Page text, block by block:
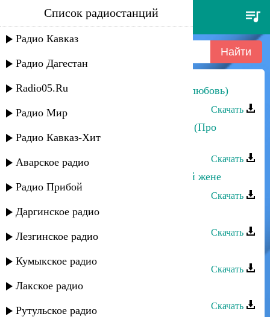
саид магомедов - про любовь-2
Список радиостанций
Радио Кавказ
Радио Дагестан
Radio05.Ru
Радио Мир
Радио Кавказ-Хит
Аварское радио
Радио Прибой
Даргинское радио
Лезгинское радио
Кумыкское радио
Лакское радио
Рутульское радио
Саид Магомедов - Народная (Про любовь)
Скачать
Саид Магомедов - Песня Махмуда (Про
любовь)
Скачать
Саид Магомедов - Любовь к чужой жене
Скачать
Саид Магомедов - Моя любовь
Скачать
Скачать
Саид Магомедов - Про любовь-1
Скачать